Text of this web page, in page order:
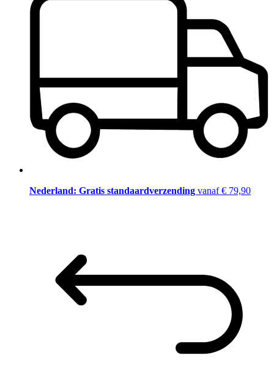
Nederland: Gratis standaardverzending vanaf € 79,90